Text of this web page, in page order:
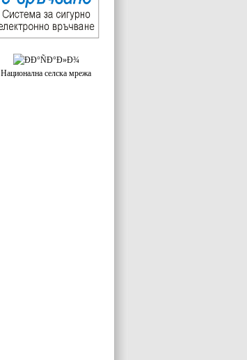
Национална селска мрежа